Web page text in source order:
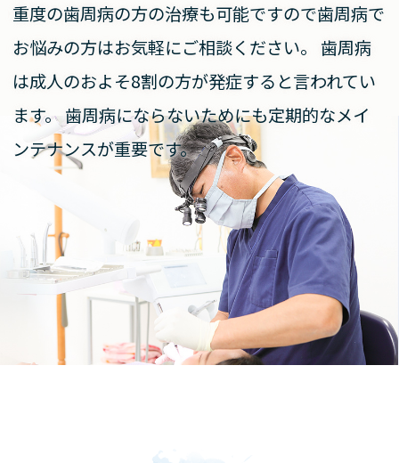
重度の歯周病の方の治療も可能ですので歯周病で
お悩みの方はお気軽にご相談ください。
歯周病
は成人のおよそ8割の方が発症すると言われてい
ます。 歯周病にならないためにも定期的なメイ
ンテナンスが重要です。